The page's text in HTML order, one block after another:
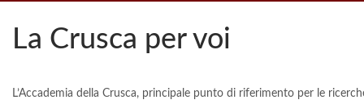
La Crusca per voi
L’Accademia della Crusca, principale punto di riferimento per le